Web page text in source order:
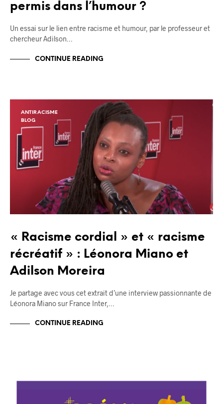
permis dans l’humour ?
Un essai sur le lien entre racisme et humour, par le professeur et
chercheur Adilson…
CONTINUE READING
ANTIRACISME
BLOG
« Racisme cordial » et « racisme
récréatif » : Léonora Miano et
Adilson Moreira
Je partage avec vous cet extrait d’une interview passionnante de
Léonora Miano sur France Inter,…
CONTINUE READING